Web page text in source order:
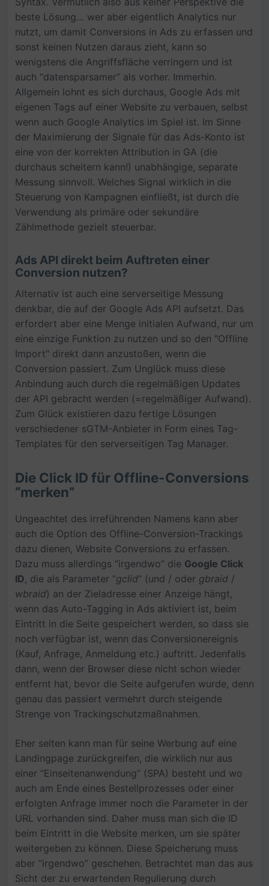
beste Lösung… wer aber eigentlich Analytics nur
nutzt, um damit Conversions in Ads zu erfassen und
sonst keinen Nutzen daraus zieht, kann so
wenigstens die Angriffsfläche verringern und ist
auch “datensparsamer” als vorher. Immerhin.
Allgemein lohnt es sich durchaus, Google Ads mit
eigenen Tags auf einer Website zu verbauen, selbst
wenn auch Google Analytics im Spiel ist. Im Sinne
der Maximierung der Signale für das Ads-Konto ist
eine von der korrekten Attribution in GA (die
durchaus scheitern kann!) unabhängige, separate
Messung sinnvoll. Welches Signal wirklich in die
Steuerung von Kampagnen einfließt, ist durch die
Verwendung als primäre oder sekundäre
Zählmethode gezielt steuerbar.
Ads API direkt beim Auftreten einer
Conversion nutzen?
Alternativ ist auch eine serverseitige Messung
denkbar, die auf der Google Ads API aufsetzt. Das
erfordert aber eine Menge initialen Aufwand, nur um
eine einzige Funktion zu nutzen und so den "Offline
Import" direkt dann anzustoßen, wenn die
Conversion passiert. Zum Unglück muss diese
Anbindung auch durch die regelmäßigen Updates
der API gebracht werden (=regelmäßiger Aufwand).
Zum Glück existieren dazu fertige Lösungen
verschiedener sGTM-Anbieter in Form eines Tag-
Templates für den serverseitigen Tag Manager.
Die Click ID für Offline-Conversions
“merken”
Ungeachtet des irreführenden Namens kann aber
auch die Option des Offline-Conversion-Trackings
dazu dienen, Website Conversions zu erfassen.
Dazu muss allerdings “irgendwo” die Google Click
ID, die als Parameter “gclid” (und / oder gbraid /
wbraid) an der Zieladresse einer Anzeige hängt,
wenn das Auto-Tagging in Ads aktiviert ist, beim
Eintritt in die Seite gespeichert werden, so dass sie
noch verfügbar ist, wenn das Conversionereignis
(Kauf, Anfrage, Anmeldung etc.) auftritt. Jedenfalls
dann, wenn der Browser diese nicht schon wieder
entfernt hat, bevor die Seite aufgerufen wurde, denn
genau das passiert vermehrt durch steigende
Strenge von Trackingschutzmaßnahmen.
Eher selten kann man für seine Werbung auf eine
Landingpage zurückgreifen, die wirklich nur aus
einer “Einseitenanwendung” (SPA) besteht und wo
auch am Ende eines Bestellprozesses oder einer
erfolgten Anfrage immer noch die Parameter in der
URL vorhanden sind. Daher muss man sich die ID
beim Eintritt in die Website merken, um sie später
weitergeben zu können. Diese Speicherung muss
aber “irgendwo” geschehen. Betrachtet man das aus
Sicht der zu erwartenden Regulierung durch